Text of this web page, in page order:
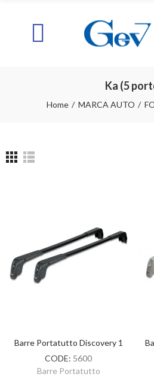
Ka (5
Home MARCA AUTO
Barre Portatutto Discovery 1
CODE: 5600
Barre Portatutto